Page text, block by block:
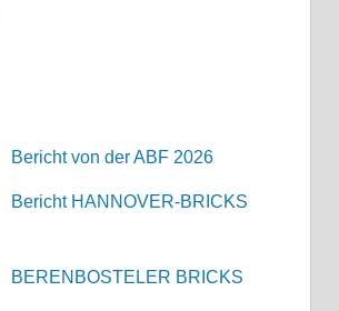
Bericht von der ABF 2026
Bericht HANNOVER-BRICKS
BERENBOSTELER BRICKS